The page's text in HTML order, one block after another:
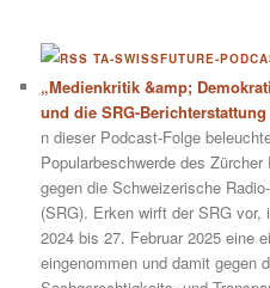
TA-SWISSFUTURE-
„Medienkritik &amp;
und die SRG-Berichterstattung
n dieser Podcast-Folge
Popularbeschwerde des
gegen die Schweizerische
(SRG). Erken wirft der SRG
2024 bis 27. Februar 2025 eine
eingenommen und damit gegen